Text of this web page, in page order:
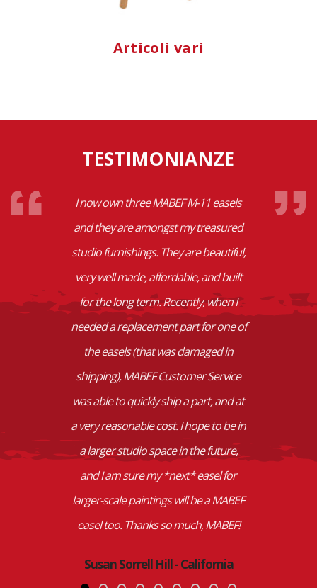
Articoli vari
TESTIMONIANZE
I now own three MABEF M-11 easels
and they are amongst my treasured
studio furnishings. They are beautiful,
very well made, affordable, and built
for the long term. Recently, when I
needed a replacement part for one of
the easels (that was damaged in
shipping), MABEF Customer Service
was able to quickly ship a part, and at
a very reasonable cost. I hope to be in
a larger studio space in the future,
and I am sure my *next* easel for
larger-scale paintings will be a MABEF
easel too. Thanks so much, MABEF!
Susan Sorrell Hill - California